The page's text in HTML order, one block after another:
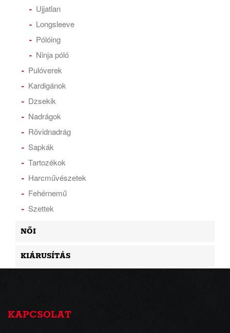
Ujjatlan
Longsleeve
Pólóing
Ninja póló
Pulóverek
Kardigánok
Dzsekik
Nadrágok
Rövidnadrág
Sapkák
Tartozékok
Harcművészetek
Fehérnemű
Szettek
NŐI
KIÁRUSÍTÁS
KAPCSOLAT